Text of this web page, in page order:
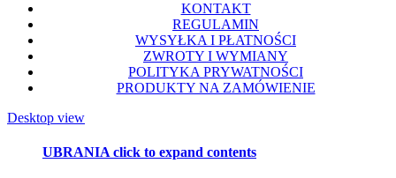
KONTAKT
REGULAMIN
WYSYŁKA I PŁATNOŚCI
ZWROTY I WYMIANY
POLITYKA PRYWATNOŚCI
PRODUKTY NA ZAMÓWIENIE
Desktop view
UBRANIAclick to expand contents